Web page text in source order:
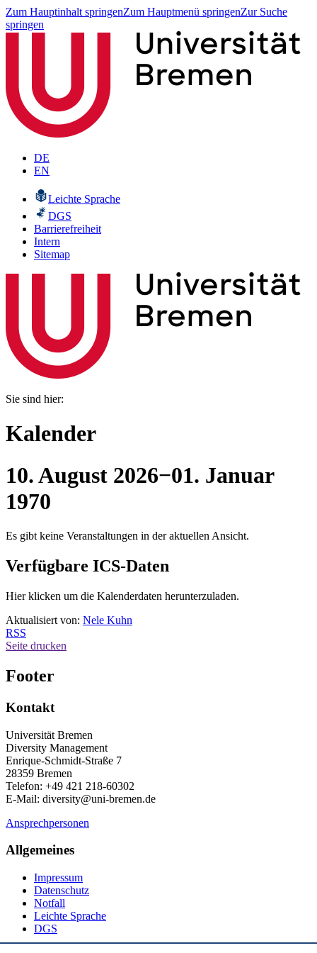
Zum Hauptinhalt springenZum Hauptmenü springenZur Suche
springen
DE
EN
Leichte Sprache
DGS
Barrierefreiheit
Intern
Sitemap
Sie sind hier:
Kalender
10. August 2026−01. Januar
1970
Es gibt keine Veranstaltungen in der aktuellen Ansicht.
Verfügbare ICS-Daten
Hier klicken um die Kalenderdaten herunterzuladen.
Aktualisiert von: Nele Kuhn
RSS
Seite drucken
Footer
Kontakt
Universität Bremen
Diversity Management
Enrique-Schmidt-Straße 7
28359 Bremen
Telefon: +49 421 218-60302
E-Mail: diversity@uni-bremen.de
Ansprechpersonen
Allgemeines
Impressum
Datenschutz
Notfall
Leichte Sprache
DGS